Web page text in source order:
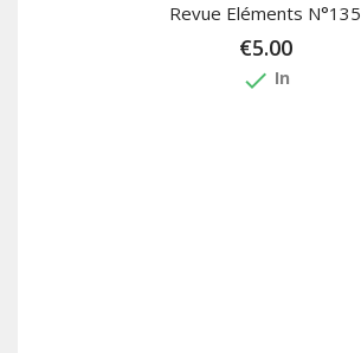
Revue Eléments N°135
€5.00
done In